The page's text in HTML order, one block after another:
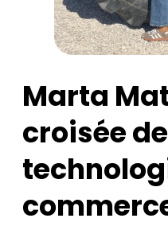
Marta
croisée